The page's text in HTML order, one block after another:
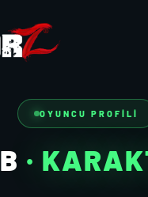
OYUNCU PROFILI
·